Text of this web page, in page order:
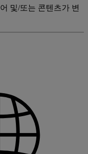
및/또는 콘텐츠가 변